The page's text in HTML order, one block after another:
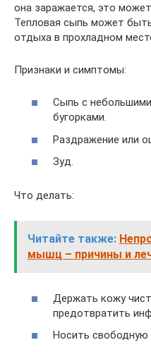
она заражается, это
Тепловая сыпь может
отдыха в прохладном
Признаки и симптомы:
Сыпь с
бугорками.
Раздражение или
Зуд.
Что делать:
Читайте также:
мышц – причины и
Держать кожу
предотвратить
Носить